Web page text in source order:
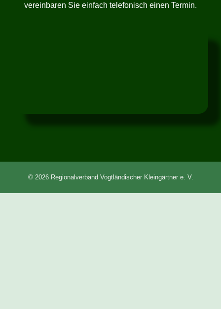
vereinbaren Sie einfach telefonisch einen Termin.
© 2026 Regionalverband Vogtländischer Kleingärtner e. V.